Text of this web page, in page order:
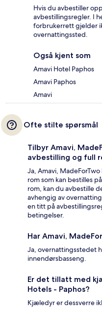
Hvis du avbestiller
avbestillingsregler. I
forbrukerrett gjelder
overnattingssted.
Også kjent som
Amavi Hotel Paphos
Amavi Paphos
Amavi
Ofte stilte spørsmål
Tilbyr Amavi,
avbestilling og full
Ja, Amavi,
rom som kan bestilles
rom, kan du avbestille
avhengig av
en titt på
betingelser.
Har Amavi,
Ja, overnattingsstedet
innendørsbasseng.
Er det tillatt med
Hotels - Paphos?
Kjæledyr er dessverre